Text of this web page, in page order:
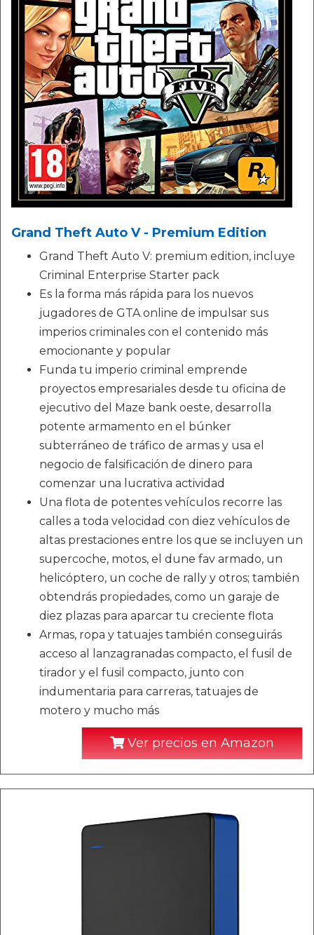
Grand Theft Auto V - Premium Edition
Grand Theft Auto V: premium edition, incluye
Criminal Enterprise Starter pack
Es la forma más rápida para los nuevos
jugadores de GTA online de impulsar sus
imperios criminales con el contenido más
emocionante y popular
Funda tu imperio criminal emprende
proyectos empresariales desde tu oficina de
ejecutivo del Maze bank oeste, desarrolla
potente armamento en el búnker
subterráneo de tráfico de armas y usa el
negocio de falsificación de dinero para
comenzar una lucrativa actividad
Una flota de potentes vehículos recorre las
calles a toda velocidad con diez vehículos de
altas prestaciones entre los que se incluyen un
supercoche, motos, el dune fav armado, un
helicóptero, un coche de rally y otros; también
obtendrás propiedades, como un garaje de
diez plazas para aparcar tu creciente flota
Armas, ropa y tatuajes también conseguirás
acceso al lanzagranadas compacto, el fusil de
tirador y el fusil compacto, junto con
indumentaria para carreras, tatuajes de
motero y mucho más
Ver precios en Amazon